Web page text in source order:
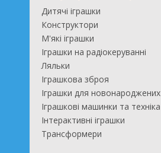
Дитячі іграшки
Конструктори
М'які іграшки
Іграшки на радіокеруванні
Ляльки
Іграшкова зброя
Іграшки для новонароджених
Іграшкові машинки та техніка
Інтерактивні іграшки
Трансформери